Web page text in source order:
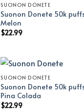
SUONON DONETE
Suonon Donete 50k
Melon
$22.99
SUONON DONETE
Suonon Donete 50k
Pina Colada
$22.99